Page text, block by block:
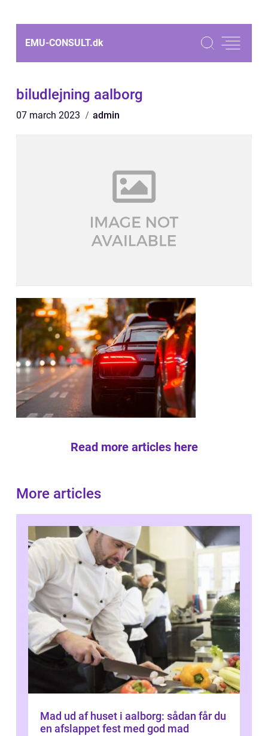
EMU-CONSULT.dk
biludlejning aalborg
07 march 2023 admin
Read more articles here
More articles
Mad ud af huset i aalborg: sådan får du
en afslappet fest med god mad